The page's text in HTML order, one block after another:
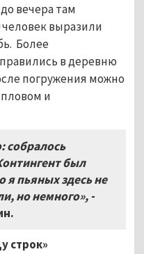
вечера там
человек выразили
Более
в деревню
погружения можно
и
собралось
был
пьяных здесь не
но немного», -
строк»